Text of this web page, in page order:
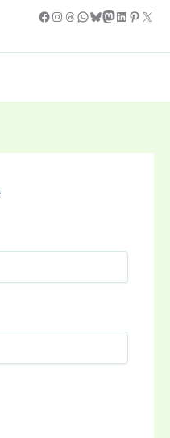
Facebook
Instagram
Threads
WhatsApp
Bluesky
Mastodon
LinkedIn
X